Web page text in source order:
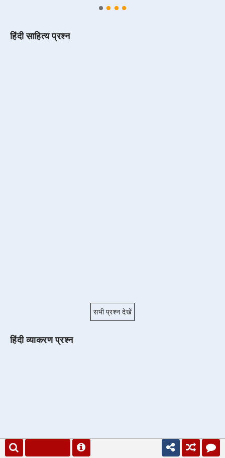
हिंदी साहित्य प्रश्न
सभी प्रश्न देखें
हिंदी व्याकरण प्रश्न